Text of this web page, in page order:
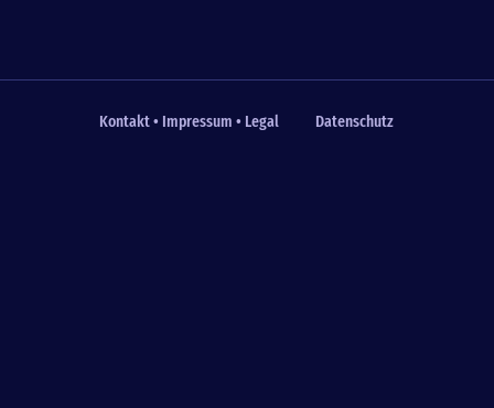
Fußzeile
Kontakt • Impressum • Legal Datenschutz